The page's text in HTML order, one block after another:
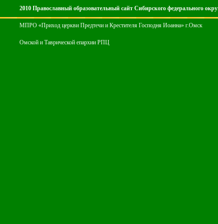
2010 Православный образовательный сайт Сибирского федерального
МПРО «Приход церкви Предтечи и Крестителя Господня Иоанна» г.Омск
Омской и Таврической епархии РПЦ